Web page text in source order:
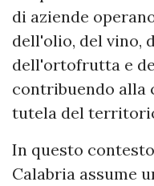
di aziende
dell'olio, del vino,
dell'ortofrutta e
contribuendo alla
tutela del
In questo
Calabria assume